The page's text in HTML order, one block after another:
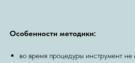
Особенности методики:
во время процедуры инструмент не